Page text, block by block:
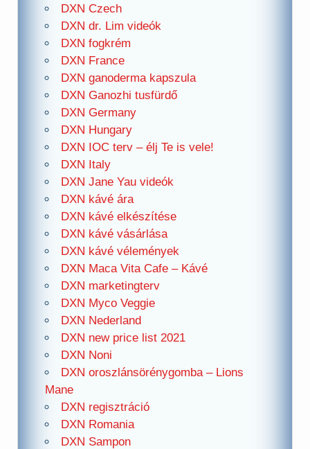
DXN Czech
DXN dr. Lim videók
DXN fogkrém
DXN France
DXN ganoderma kapszula
DXN Ganozhi tusfürdő
DXN Germany
DXN Hungary
DXN IOC terv – élj Te is vele!
DXN Italy
DXN Jane Yau videók
DXN kávé ára
DXN kávé elkészítése
DXN kávé vásárlása
DXN kávé vélemények
DXN Maca Vita Cafe – Kávé
DXN marketingterv
DXN Myco Veggie
DXN Nederland
DXN new price list 2021
DXN Noni
DXN oroszlánsörénygomba – Lions
Mane
DXN regisztráció
DXN Romania
DXN Sampon